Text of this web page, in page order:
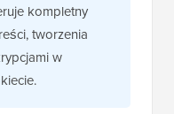
kompletny
tworzenia
w